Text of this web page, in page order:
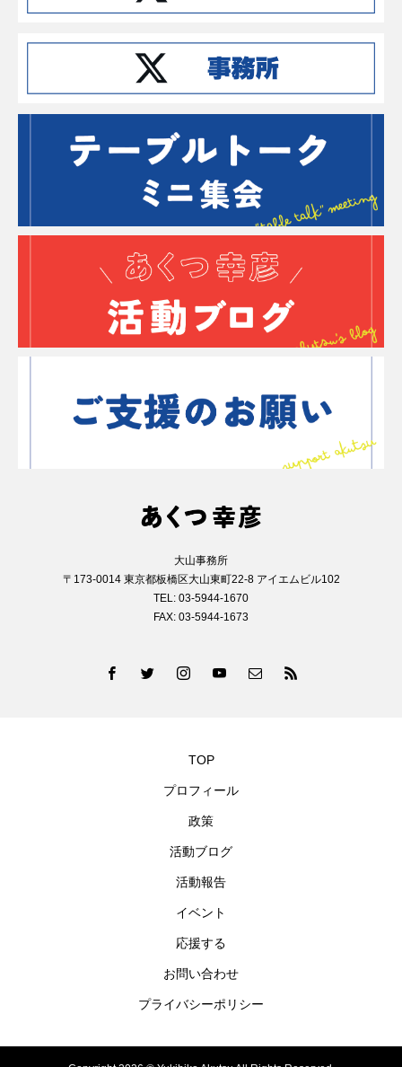
大山事務所
〒173-0014 東京都板橋区大山東町22-8 アイエムビル102
TEL: 03-5944-1670
FAX: 03-5944-1673
TOP
プロフィール
政策
活動ブログ
活動報告
イベント
応援する
お問い合わせ
プライバシーポリシー